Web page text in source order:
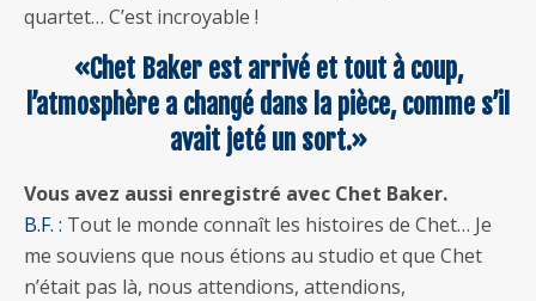
quartet… C’est incroyable !
«Chet Baker est arrivé et tout à coup,
l’atmosphère a changé dans la pièce, comme s’il
avait jeté un sort.»
Vous avez aussi enregistré avec Chet Baker.
B.F. : Tout le monde connaît les histoires de Chet… Je
me souviens que nous étions au studio et que Chet
n’était pas là, nous attendions, attendions,